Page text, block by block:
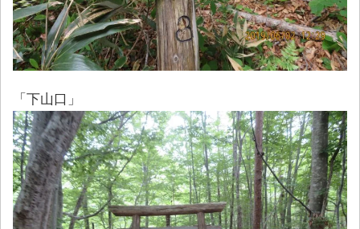
「下山口」